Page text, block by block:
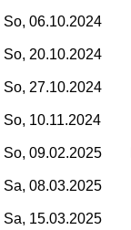
So, 06.10.2024
So, 20.10.2024
So, 27.10.2024
So, 10.11.2024
So, 09.02.2025
Sa, 08.03.2025
Sa, 15.03.2025